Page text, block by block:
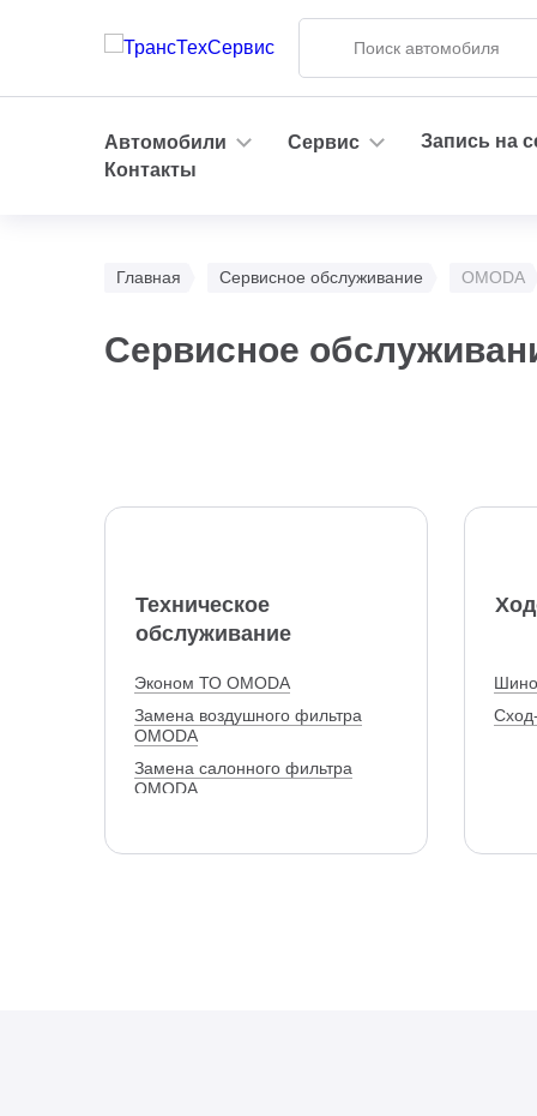
Автомобили Сервис
Запись на
Контакты
Главная Сервисное обслуживание OMODA
Сервисное
Техническое
обслуживание
Эконом ТО OMODA
Замена воздушного фильтра
OMODA
Замена салонного фильтра
OMODA